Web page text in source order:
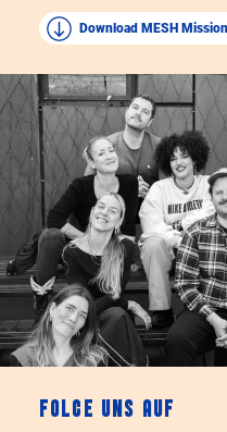
Download MESH
FOLGE UNS AUF